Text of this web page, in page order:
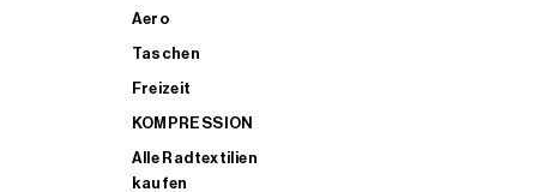
Aero
Taschen
Freizeit
KOMPRESSION
Alle Radtextilien
kaufen